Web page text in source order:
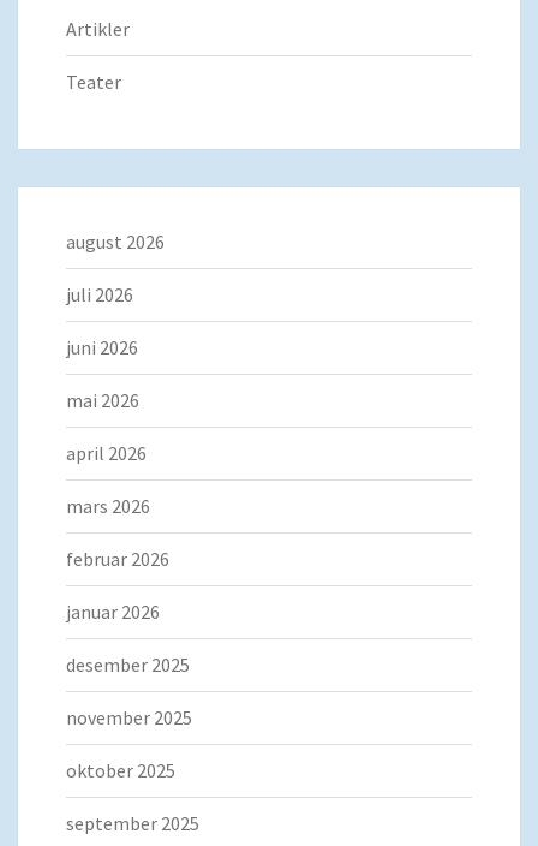
Artikler
Teater
august 2026
juli 2026
juni 2026
mai 2026
april 2026
mars 2026
februar 2026
januar 2026
desember 2025
november 2025
oktober 2025
september 2025